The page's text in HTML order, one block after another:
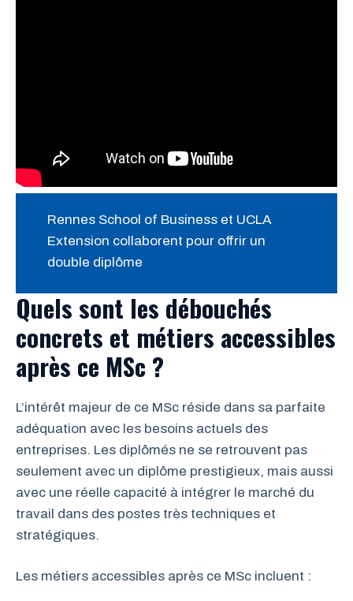
Rennes School of Business et UCLA
Extension collaborent pour offrir un
double diplôme
Quels sont les débouchés
concrets et métiers accessibles
après ce MSc ?
L’intérêt majeur de ce MSc réside dans sa parfaite
adéquation avec les besoins actuels des
entreprises. Les diplômés ne se retrouvent pas
seulement avec un diplôme prestigieux, mais aussi
avec une réelle capacité à intégrer le marché du
travail dans des postes très techniques et
stratégiques.
Les métiers accessibles après ce MSc incluent :